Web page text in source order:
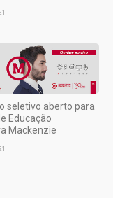
seletivo aberto para
Educação
Mackenzie